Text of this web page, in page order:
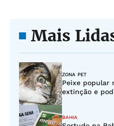
Mais
ZONA PET
Peixe popular
extinção e
BAHIA